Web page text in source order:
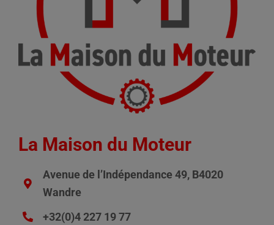
La Maison du Moteur
Avenue de l’Indépendance 49, B4020
Wandre
+32(0)4 227 19 77